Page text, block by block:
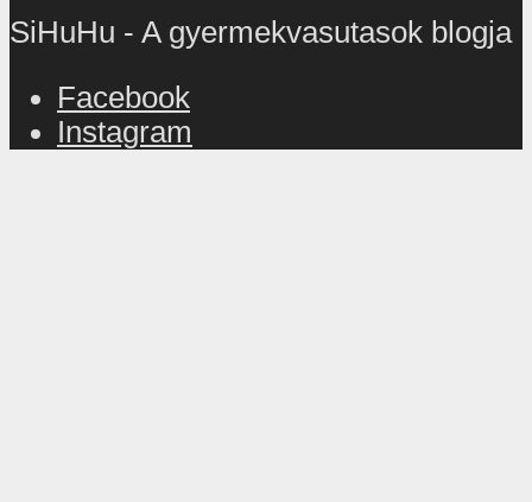
SiHuHu - A gyermekvasutasok blogja
Facebook
Instagram